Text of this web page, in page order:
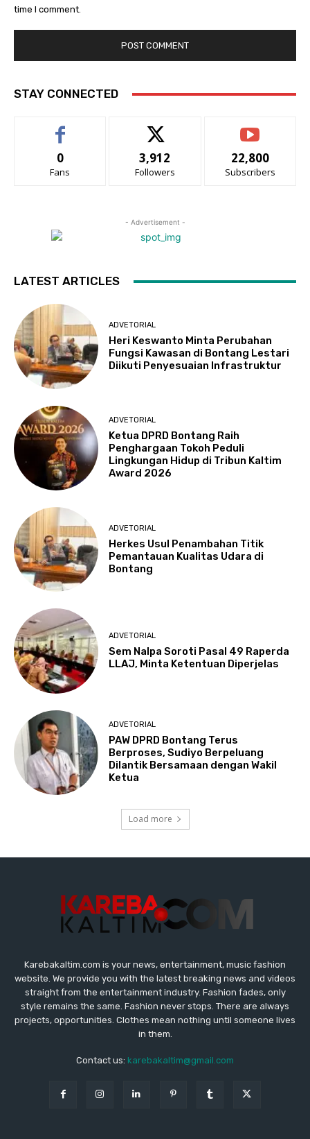
Karebakaltim.com is your news, entertainment, music fashion
website. We provide you with the latest breaking news and videos
straight from the entertainment industry. Fashion fades, only
style remains the same. Fashion never stops. There are always
projects, opportunities. Clothes mean nothing until someone lives
in them.
Contact us: karebakaltim@gmail.com